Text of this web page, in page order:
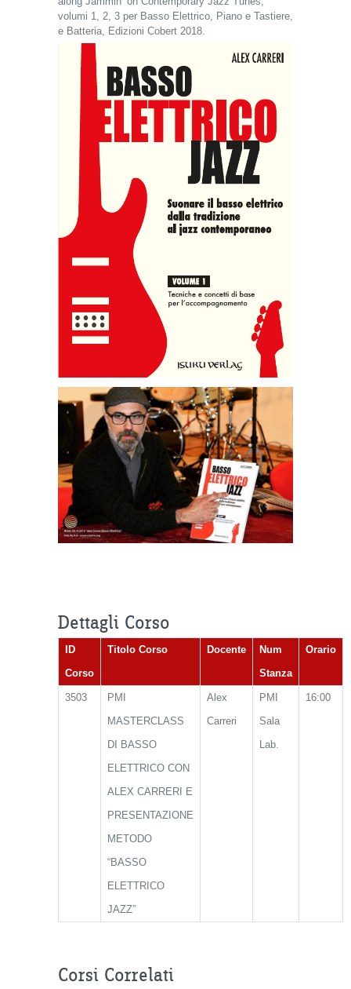
volumi 1, 2, 3 per Basso Elettrico, Piano e Tastiere,
e Batteria, Edizioni Cobert 2018.
Dettagli Corso
ID
Corso
Titolo Corso Docente
Num
Stanza
Orario
3503
PMI
MASTERCLASS
DI BASSO
ELETTRICO CON
ALEX CARRERI E
PRESENTAZIONE
METODO
“BASSO
ELETTRICO
JAZZ”
Alex
Carreri
PMI
Sala
Lab.
16:00
Corsi Correlati